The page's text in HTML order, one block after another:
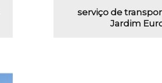
serviço de
Jardim